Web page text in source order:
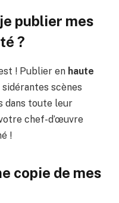
publier mes
?
! Publier en haute
scènes
dans toute leur
chef-d’œuvre
!
copie de mes